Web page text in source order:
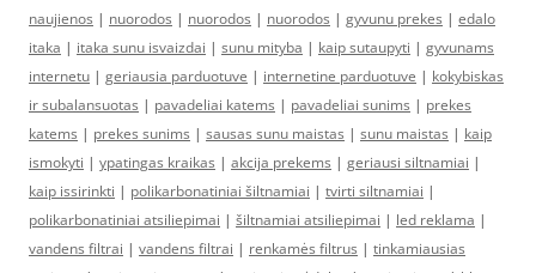
naujienos | nuorodos | nuorodos | nuorodos | gyvunu prekes | edalo
itaka | itaka sunu isvaizdai | sunu mityba | kaip sutaupyti | gyvunams
internetu | geriausia parduotuve | internetine parduotuve | kokybiskas
ir subalansuotas | pavadeliai katems | pavadeliai sunims | prekes
katems | prekes sunims | sausas sunu maistas | sunu maistas | kaip
ismokyti | ypatingas kraikas | akcija prekems | geriausi siltnamiai |
kaip issirinkti | polikarbonatiniai šiltnamiai | tvirti siltnamiai |
polikarbonatiniai atsiliepimai | šiltnamiai atsiliepimai | led reklama |
vandens filtrai | vandens filtrai | renkamės filtrus | tinkamiausias